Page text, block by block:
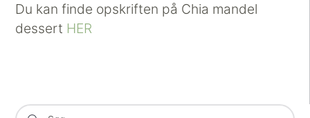
Du kan finde opskriften på Chia mandel
dessert HER